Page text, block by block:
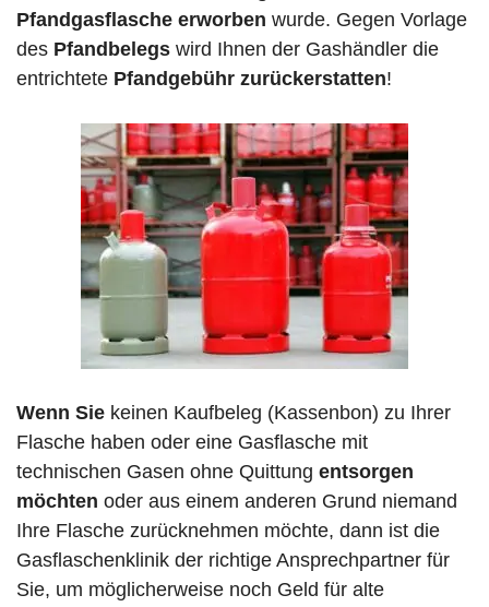
Pfandgasflasche erworben wurde. Gegen Vorlage
des Pfandbelegs wird Ihnen der Gashändler die
entrichtete Pfandgebühr zurückerstatten!
Wenn Sie keinen Kaufbeleg (Kassenbon) zu Ihrer
Flasche haben oder eine Gasflasche mit
technischen Gasen ohne Quittung entsorgen
möchten oder aus einem anderen Grund niemand
Ihre Flasche zurücknehmen möchte, dann ist die
Gasflaschenklinik der richtige Ansprechpartner für
Sie, um möglicherweise noch Geld für alte